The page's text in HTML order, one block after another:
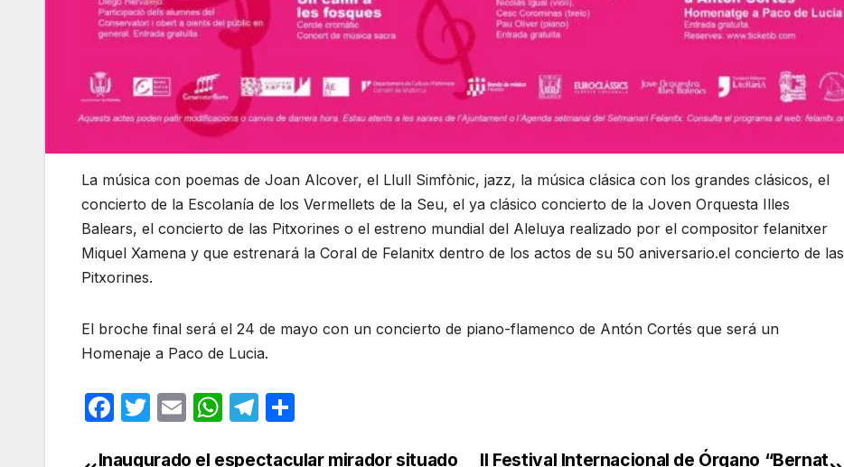
La música con poemas de Joan Alcover, el Llull Simfònic, jazz, la música clásica con los grandes clásicos, el
concierto de la Escolanía de los Vermellets de la Seu, el ya clásico concierto de la Joven Orquesta Illes
Balears, el concierto de las Pitxorines o el estreno mundial del Aleluya realizado por el compositor felanitxer
Miquel Xamena y que estrenará la Coral de Felanitx dentro de los actos de su 50 aniversario.el concierto de las
Pitxorines.
El broche final será el 24 de mayo con un concierto de piano-flamenco de Antón Cortés que será un
Homenaje a Paco de Lucia.
F
T
E
W T
II Festival Internacional de Órgano “Bernat
Inaugurado el espectacular mirador situado